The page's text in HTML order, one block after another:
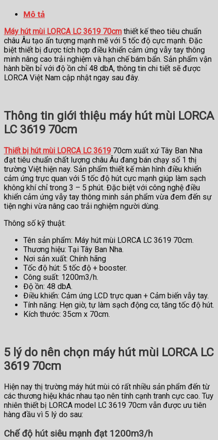
Mô tả
Máy hút mùi LORCA LC 3619 70cm thiết kế theo tiêu chuẩn
châu Âu tạo ấn tượng mạnh mẽ với 5 tốc độ cực mạnh. Đặc
biệt thiết bị được tích hợp điều khiển cảm ứng vẫy tay thông
minh nâng cao trải nghiệm và hạn chế bám bẩn. Sản phẩm vận
hành bền bỉ với độ ồn chỉ 48 dbA, thông tin chi tiết sẽ được
LORCA Việt Nam cập nhật ngay sau đây.
Thông tin giới thiệu máy hút mùi LORCA
LC 3619 70cm
Thiết bị hút mùi LORCA LC 3619 70cm xuất xứ Tây Ban Nha
đạt tiêu chuẩn chất lượng châu Âu đang bán chạy số 1 thị
trường Việt hiện nay. Sản phẩm thiết kế màn hình điều khiển
cảm ứng trực quan với 5 tốc độ hút cực mạnh giúp làm sạch
không khí chỉ trong 3 – 5 phút. Đặc biệt với công nghệ điều
khiển cảm ứng vẫy tay thông minh sản phẩm vừa đem đến sự
tiện nghi vừa nâng cao trải nghiệm người dùng.
Thông số kỹ thuật:
Tên sản phẩm: Máy hút mùi LORCA LC 3619 70cm.
Thương hiệu: Tại Tây Ban Nha.
Nơi sản xuất: Chính hãng
Tốc độ hút: 5 tốc độ + booster.
Công suất: 1200m3/h.
Độ ồn: 48 dbA.
Điều khiển: Cảm ứng LCD trực quan + Cảm biến vẫy tay.
Tính năng: Hẹn giờ, tự làm sạch động cơ, tăng tốc độ hút.
Kích thước: 35cm x 70cm.
5 lý do nên chọn máy hút mùi LORCA LC
3619 70cm
Hiện nay thị trường máy hút mùi có rất nhiều sản phẩm đến từ
các thương hiệu khác nhau tạo nên tính cạnh tranh cực cao. Tuy
nhiên thiết bị LORCA model LC 3619 70cm vẫn được ưu tiên
hàng đầu vì 5 lý do sau:
Chế độ hút siêu mạnh đạt 1200m3/h